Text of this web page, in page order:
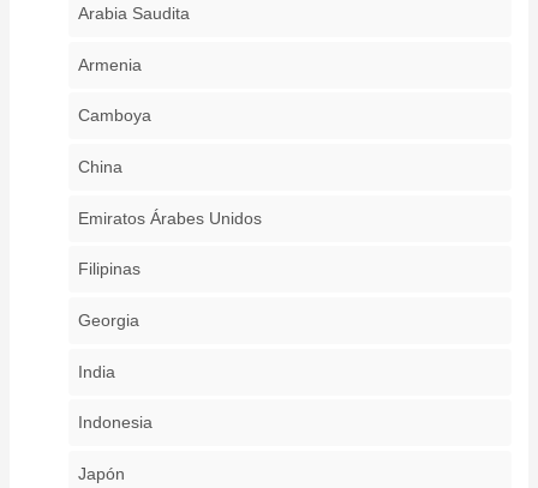
Arabia Saudita
Armenia
Camboya
China
Emiratos Árabes Unidos
Filipinas
Georgia
India
Indonesia
Japón